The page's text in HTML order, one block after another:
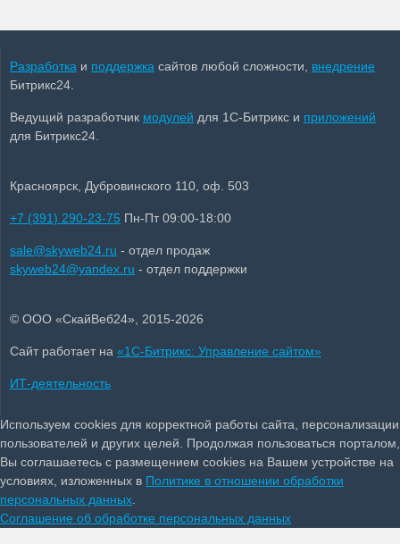
Разработка и поддержка сайтов любой сложности, внедрение
Битрикс24.
Ведущий разработчик модулей для 1С-Битрикс и приложений
для Битрикс24.
Красноярск, Дубровинского 110, оф. 503
+7 (391) 290-23-75 Пн-Пт 09:00-18:00
sale@skyweb24.ru - отдел продаж
skyweb24@yandex.ru - отдел поддержки
© ООО «СкайВеб24», 2015-2026
Сайт работает на «1С-Битрикс: Управление сайтом»
ИТ-деятельность
Используем cookies для корректной работы сайта, персонализации
пользователей и других целей. Продолжая пользоваться порталом,
Вы соглашаетесь с размещением cookies на Вашем устройстве на
условиях, изложенных в Политике в отношении обработки
персональных данных.
Соглашение об обработке персональных данных